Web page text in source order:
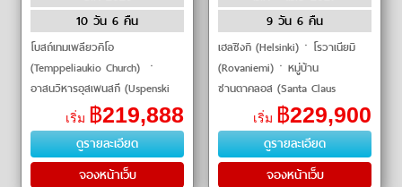
10 วัน 6 คืน
โบสถ์เทมเพลียวคิโอ
(Temppeliaukio Church) ㆍ
อาสนวิหารอุสเพนสกี (Uspenski
Cathedral) ㆍ อนุสาวรีย์ซิเบลิอุส
(Sibelius Monument) ㆍ จัตุรัส
วุฒิสภาเฮลซ�
เริ่ม ฿219,888
ดูรายละเอียด
จองหน้าเว็บ
9 วัน 6 คืน
เฮลซิงกิ (Helsinki)ㆍโรวาเนียมิ
(Rovaniemi)ㆍหมู่บ้าน
ซานตาคลอส (Santa Claus
Village)ㆍซาริสเซลก้า
(Saariselka)ㆍอิวาโล (Ivalo)ㆍ
เคิร์คเนส (Kirkenes)ㆍฟาร์มสุ�
เริ่ม ฿229,900
ดูรายละเอียด
จองหน้าเว็บ